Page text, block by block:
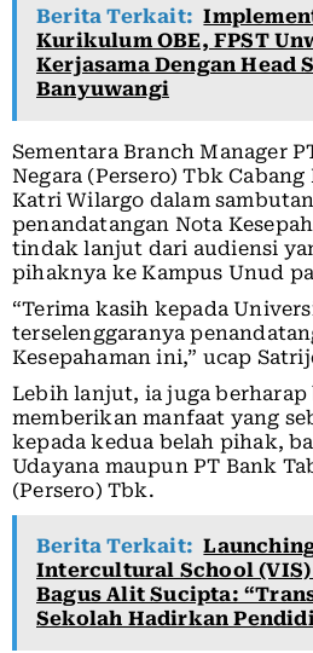
Berita Terkait:
Kurikulum OBE, FPST
Kerjasama Dengan Head
Banyuwangi
Sementara Branch Manager
Negara (Persero) Tbk
Katri Wilargo dalam
penandatangan Nota
tindak lanjut dari audiensi
pihaknya ke Kampus Unud
“Terima kasih kepada
terselenggaranya
Kesepahaman ini,” ucap
Lebih lanjut, ia juga berharap
memberikan manfaat yang
kepada kedua belah pihak,
Udayana maupun PT Bank
(Persero) Tbk.
Berita Terkait:
Intercultural School (VIS)
Bagus Alit Sucipta:
Sekolah Hadirkan